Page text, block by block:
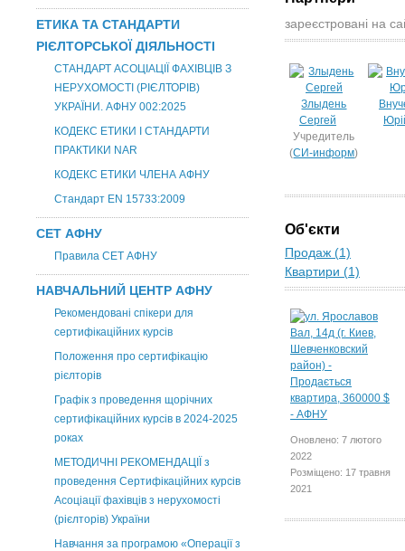
ЕТИКА ТА СТАНДАРТИ
РІЄЛТОРСЬКОЇ ДІЯЛЬНОСТІ
СТАНДАРТ АСОЦІАЦІЇ ФАХІВЦІВ З
НЕРУХОМОСТІ (РІЄЛТОРІВ)
УКРАЇНИ. АФНУ 002:2025
КОДЕКС ЕТИКИ І СТАНДАРТИ
ПРАКТИКИ NAR
КОДЕКС ЕТИКИ ЧЛЕНА АФНУ
Стандарт EN 15733:2009
СЕТ АФНУ
Правила СЕТ АФНУ
НАВЧАЛЬНИЙ ЦЕНТР АФНУ
Рекомендовані спікери для
сертифікаційних курсів
Положення про сертифікацію
рієлторів
Графік з проведення щорічних
сертифікаційних курсів в 2024-2025
роках
МЕТОДИЧНІ РЕКОМЕНДАЦІЇ з
проведення Сертифікаційних курсів
Асоціації фахівців з нерухомості
(рієлторів) України
Навчання за програмою «Операції з
зареєстровані на
Злыдень
Сергей
Учредитель
(СИ-информ)
Об'єкти
Продаж (1)
Квартири (1)
Оновлено: 7 лютого
2022
Розміщено: 17 травня
2021